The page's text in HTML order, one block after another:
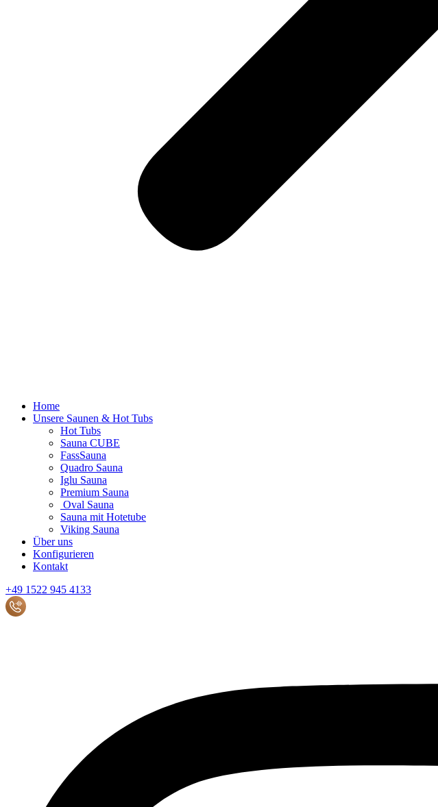
Home
Unsere Saunen & Hot Tubs
Hot Tubs
Sauna CUBE
FassSauna
Quadro Sauna
Iglu Sauna
Premium Sauna
Oval Sauna
Sauna mit Hotetube
Viking Sauna
Über uns
Konfigurieren
Kontakt
+49 1522 945 4133